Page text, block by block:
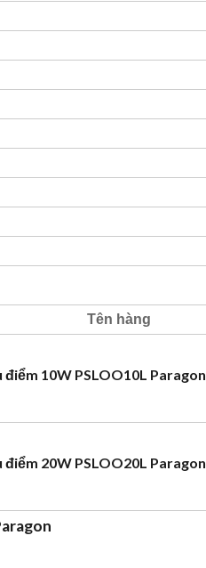
Tên hàng
điểm 10W PSLOO10L Paragon
điểm 20W PSLOO20L Paragon